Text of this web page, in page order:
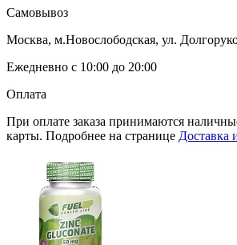
Самовывоз
Москва, м.Новослободская, ул.
Ежедневно с 10:00 до 20:00
Оплата
При оплате заказа принимаются
карты. Подробнее на странице Доставка